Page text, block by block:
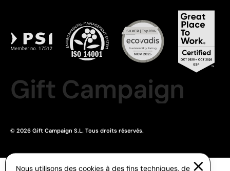
Gift Campaign
© 2026 Gift Campaign S.L. Tous droits réservés.
Nous utilisons des cookies à des fins techniques, de